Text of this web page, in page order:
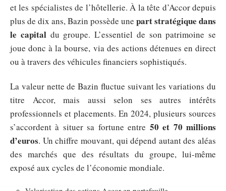
et les spécialistes de l’hôtellerie. À la tête d’Accor depuis
plus de dix ans, Bazin possède une part stratégique dans
le capital du groupe. L’essentiel de son patrimoine se
joue donc à la bourse, via des actions détenues en direct
ou à travers des véhicules financiers sophistiqués.
La valeur nette de Bazin fluctue suivant les variations du
titre Accor, mais aussi selon ses autres intérêts
professionnels et placements. En 2024, plusieurs sources
s’accordent à situer sa fortune entre 50 et 70 millions
d’euros. Un chiffre mouvant, qui dépend autant des aléas
des marchés que des résultats du groupe, lui-même
exposé aux cycles de l’économie mondiale.